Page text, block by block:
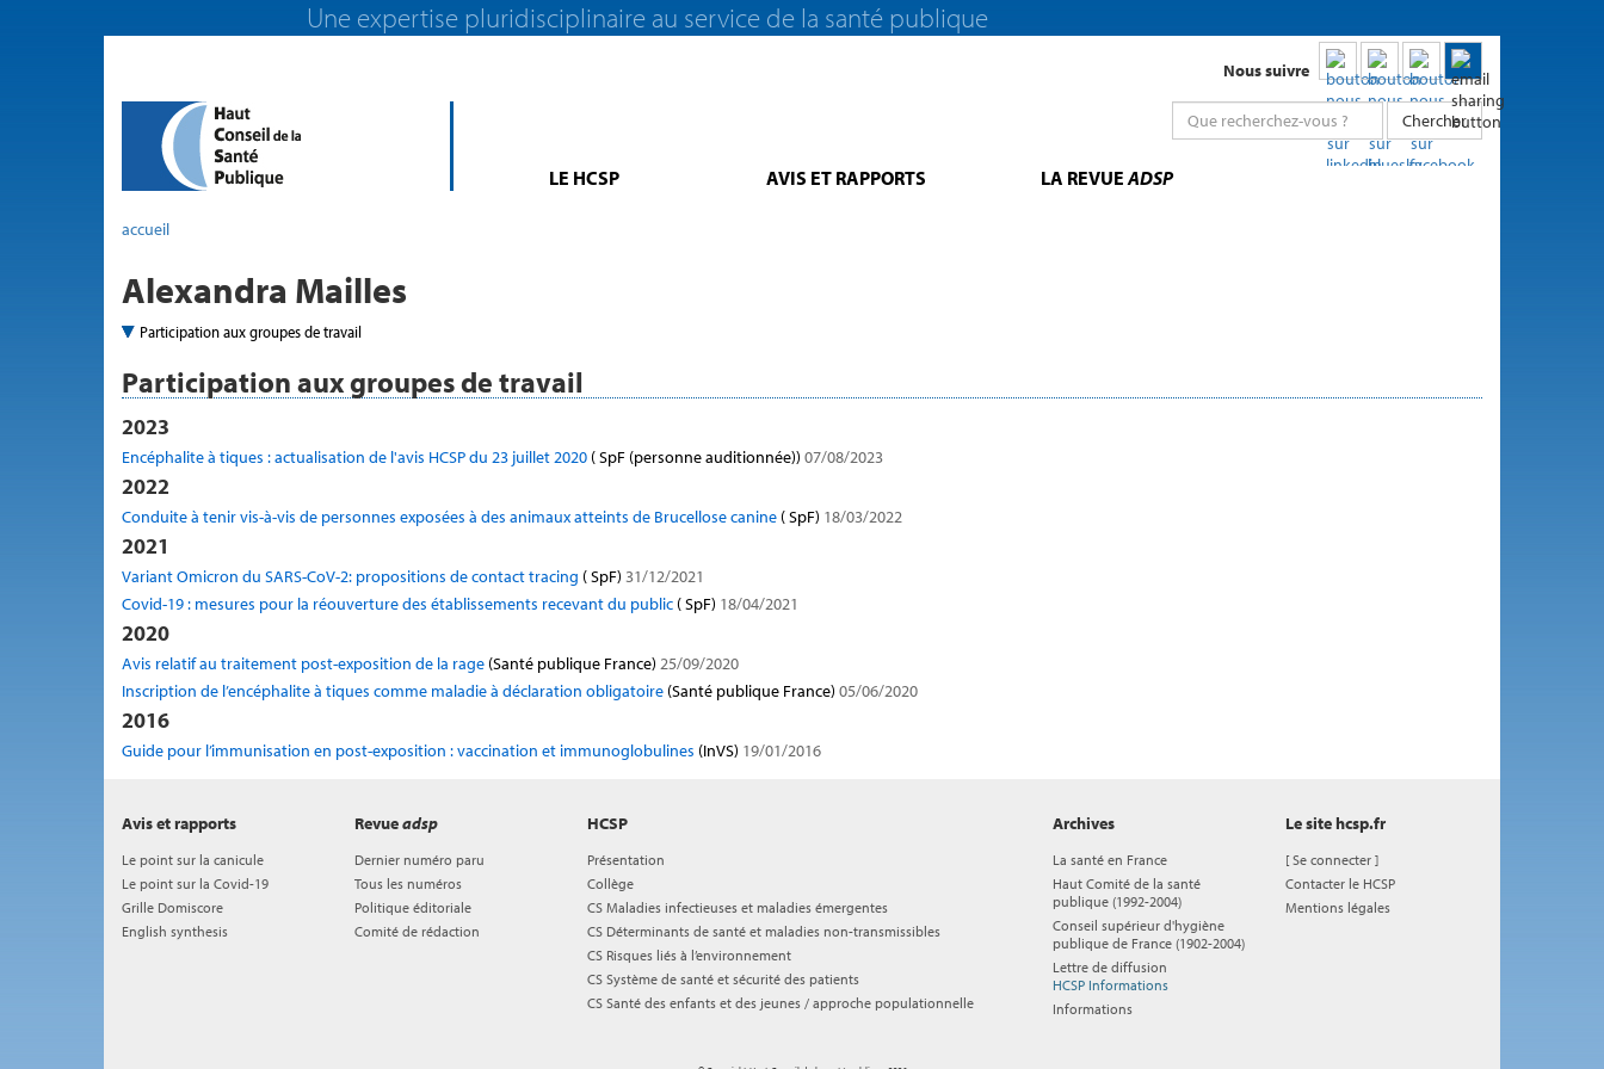
Une expertise pluridisciplinaire au service de la santé publique
Nous suivre
Chercher
LE HCSP AVIS ET RAPPORTS LA REVUEADSP
accueil
Alexandra Mailles
Participation aux groupes de travail
Participation aux groupes de travail
2023
Encéphalite à tiques : actualisation de l'avis HCSP du 23 juillet 2020 ( SpF (personne auditionnée)) 07/08/2023
2022
Conduite à tenir vis-à-vis de personnes exposées à des animaux atteints de Brucellose canine ( SpF) 18/03/2022
2021
Variant Omicron du SARS-CoV-2: propositions de contact tracing ( SpF) 31/12/2021
Covid-19 : mesures pour la réouverture des établissements recevant du public ( SpF) 18/04/2021
2020
Avis relatif au traitement post-exposition de la rage (Santé publique France) 25/09/2020
Inscription de l’encéphalite à tiques comme maladie à déclaration obligatoire (Santé publique France) 05/06/2020
2016
Guide pour l’immunisation en post-exposition : vaccination et immunoglobulines (InVS) 19/01/2016
HCSP
Présentation
Collège
CS Maladies infectieuses et maladies émergentes
CS Déterminants de santé et maladies non-transmissibles
CS Risques liés à l’environnement
CS Système de santé et sécurité des patients
CS Santé des enfants et des jeunes / approche populationnelle
Avis et rapports
Le point sur la canicule
Le point sur la Covid-19
Grille Domiscore
English synthesis
Revueadsp
Dernier numéro paru
Tous les numéros
Politique éditoriale
Comité de rédaction
Archives
La santé en France
Haut Comité de la santé
publique (1992-2004)
Conseil supérieur d'hygiène
publique de France (1902-2004)
Lettre de diffusion
HCSP Informations
Informations
Le site hcsp.fr
[Se connecter ]
Contacter le HCSP
Mentions légales